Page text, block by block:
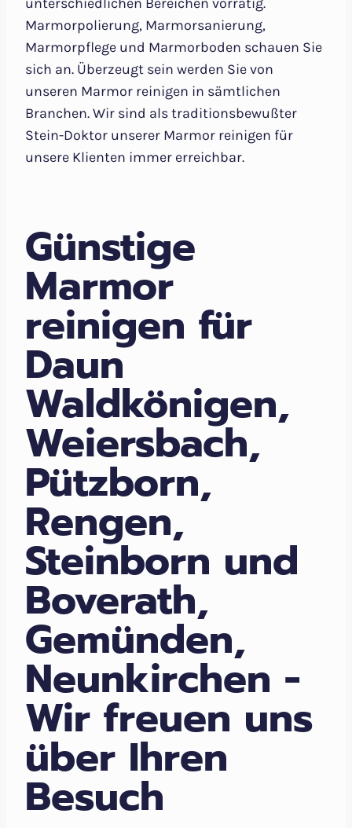
Marmorpolierung, Marmorsanierung,
Marmorpflege und Marmorboden schauen Sie
sich an. Überzeugt sein werden Sie von
unseren Marmor reinigen in sämtlichen
Branchen. Wir sind als traditionsbewußter
Stein-Doktor unserer Marmor reinigen für
unsere Klienten immer erreichbar.
Günstige
Marmor
reinigen für
Daun
Waldkönigen,
Weiersbach,
Pützborn,
Rengen,
Steinborn und
Boverath,
Gemünden,
Neunkirchen -
Wir freuen uns
über Ihren
Besuch